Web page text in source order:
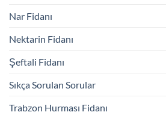
Nar Fidanı
Nektarin Fidanı
Şeftali Fidanı
Sıkça Sorulan Sorular
Trabzon Hurması Fidanı